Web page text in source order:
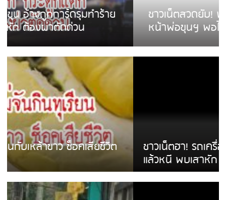
ชาวเน็ตสวดยับ! พบพม่าเร่ขายพวงมาลัย
หน้าพ่อขุนฯ พอไม่ซื้อเดินตาม
ชาวเน็ตฮา! รถเครื่องแม่สายชนป้ายร้านโลงศพ
แล้วหนี พบเสาหัก เบรคหัก หวิดได้ใช้บริการ